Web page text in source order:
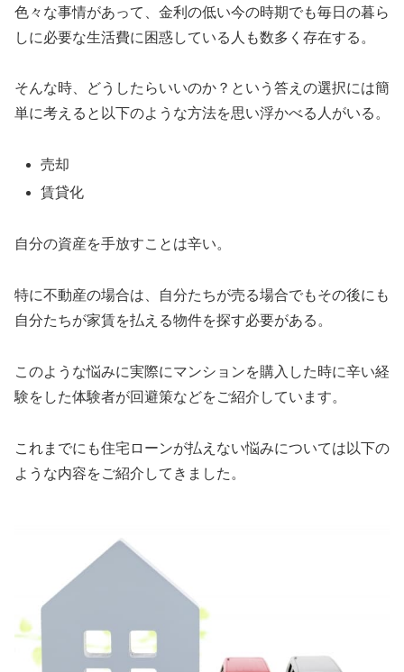
色々な事情があって、金利の低い今の時期でも毎日の暮ら
しに必要な生活費に困惑している人も数多く存在する。
そんな時、どうしたらいいのか？という答えの選択には簡
単に考えると以下のような方法を思い浮かべる人がいる。
売却
賃貸化
自分の資産を手放すことは辛い。
特に不動産の場合は、自分たちが売る場合でもその後にも
自分たちが家賃を払える物件を探す必要がある。
このような悩みに実際にマンションを購入した時に辛い経
験をした体験者が回避策などをご紹介しています。
これまでにも住宅ローンが払えない悩みについては以下の
ような内容をご紹介してきました。